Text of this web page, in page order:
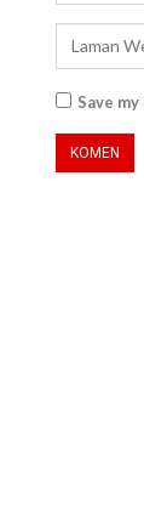
Save